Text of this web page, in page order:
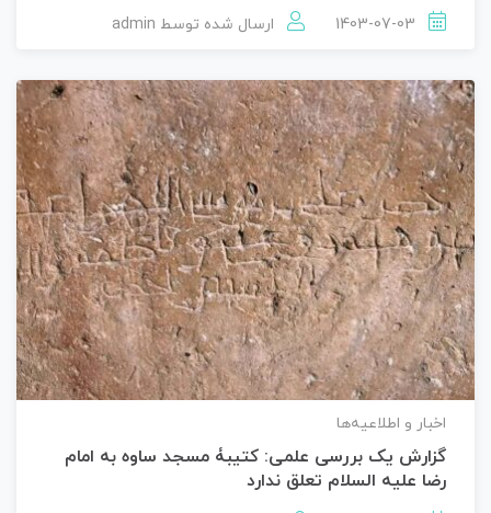
ارسال شده توسط admin
اخبار و اطلاعیه‌ها
گزارش یک بررسی علمی: کتیبۀ مسجد ساوه به امام
رضا علیه السلام تعلق ندارد